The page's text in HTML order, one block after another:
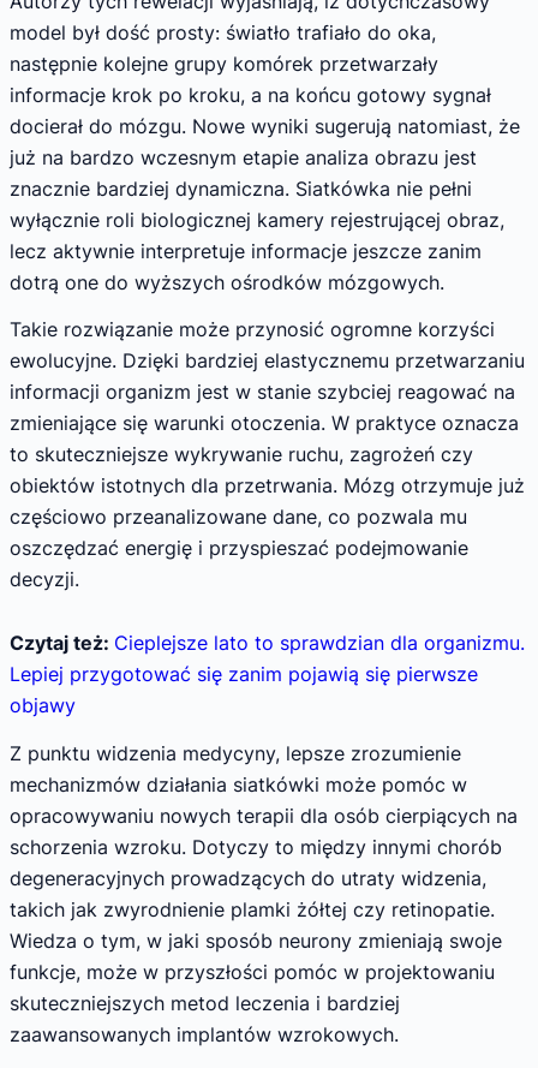
model był dość prosty: światło trafiało do oka,
następnie kolejne grupy komórek przetwarzały
informacje krok po kroku, a na końcu gotowy sygnał
docierał do mózgu. Nowe wyniki sugerują natomiast, że
już na bardzo wczesnym etapie analiza obrazu jest
znacznie bardziej dynamiczna. Siatkówka nie pełni
wyłącznie roli biologicznej kamery rejestrującej obraz,
lecz aktywnie interpretuje informacje jeszcze zanim
dotrą one do wyższych ośrodków mózgowych.
Takie rozwiązanie może przynosić ogromne korzyści
ewolucyjne. Dzięki bardziej elastycznemu przetwarzaniu
informacji organizm jest w stanie szybciej reagować na
zmieniające się warunki otoczenia. W praktyce oznacza
to skuteczniejsze wykrywanie ruchu, zagrożeń czy
obiektów istotnych dla przetrwania. Mózg otrzymuje już
częściowo przeanalizowane dane, co pozwala mu
oszczędzać energię i przyspieszać podejmowanie
decyzji.
Czytaj też: Cieplejsze lato to sprawdzian dla organizmu.
Lepiej przygotować się zanim pojawią się pierwsze
objawy
Z punktu widzenia medycyny, lepsze zrozumienie
mechanizmów działania siatkówki może pomóc w
opracowywaniu nowych terapii dla osób cierpiących na
schorzenia wzroku. Dotyczy to między innymi chorób
degeneracyjnych prowadzących do utraty widzenia,
takich jak zwyrodnienie plamki żółtej czy retinopatie.
Wiedza o tym, w jaki sposób neurony zmieniają swoje
funkcje, może w przyszłości pomóc w projektowaniu
skuteczniejszych metod leczenia i bardziej
zaawansowanych implantów wzrokowych.